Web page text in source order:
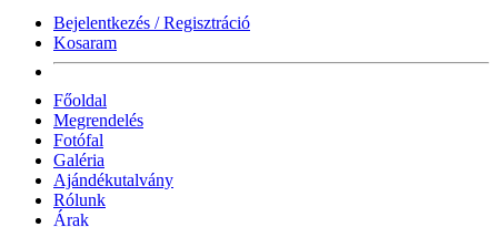
Bejelentkezés / Regisztráció
Kosaram
Főoldal
Megrendelés
Fotófal
Galéria
Ajándékutalvány
Rólunk
Árak